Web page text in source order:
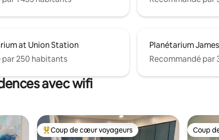
at Union Station
par 250 habitants
Planétarium
Recommandé par
avec wifi
Coups de cœur voyageurs les plus appréciés
Coup de cœur voyageurs Coup
Coup